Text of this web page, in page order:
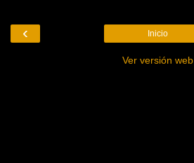
‹ Inicio
Ver versión web